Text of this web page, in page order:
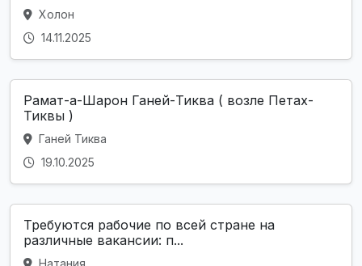
Холон
14.11.2025
Рамат-а-Шарон Ганей-Тиква ( возле Петах-
Тиквы )
Ганей Тиква
19.10.2025
Требуются рабочие по всей стране на
различные вакансии: п...
Натания